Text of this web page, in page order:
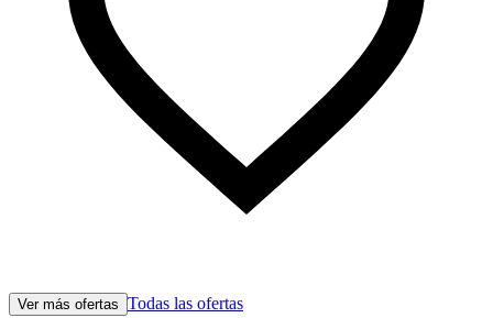
Ver más ofertas Todas las ofertas